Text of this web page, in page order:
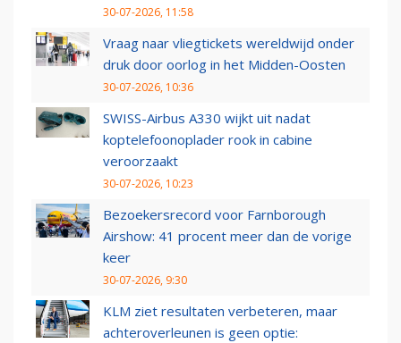
30-07-2026, 11:58
Vraag naar vliegtickets wereldwijd onder
druk door oorlog in het Midden-Oosten
30-07-2026, 10:36
SWISS-Airbus A330 wijkt uit nadat
koptelefoonoplader rook in cabine
veroorzaakt
30-07-2026, 10:23
Bezoekersrecord voor Farnborough
Airshow: 41 procent meer dan de vorige
keer
30-07-2026, 9:30
KLM ziet resultaten verbeteren, maar
achteroverleunen is geen optie: